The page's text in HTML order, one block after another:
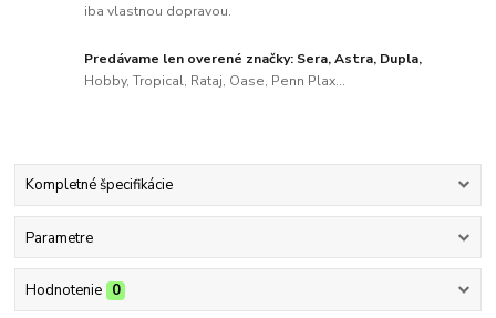
iba vlastnou dopravou.
Predávame len overené značky: Sera, Astra, Dupla,
Hobby, Tropical, Rataj, Oase, Penn Plax...
Kompletné špecifikácie
Parametre
Hodnotenie 0